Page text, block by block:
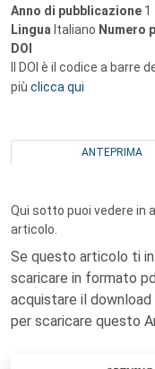
Anno di pubblicazione 1
Lingua Italiano Numero
DOI
Il DOI è il codice a
più clicca qui
ANTEPRIMA
Qui sotto puoi vedere in
articolo.
Se questo articolo ti
scaricare in formato
acquistare il
per scaricare questo